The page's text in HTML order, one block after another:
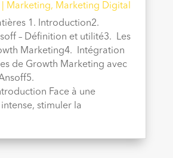
Marketing, Marketing Digital
1. Introduction2.
– Définition et utilité3. Les
Marketing4. Intégration
de Growth Marketing avec
Face à une
stimuler la